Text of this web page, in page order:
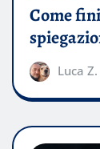
Come
Luca Z.